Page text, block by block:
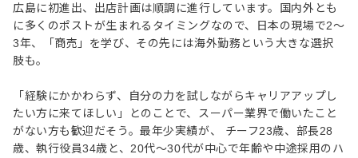
広島に初進出、出店計画は順調に進行しています。国内外とも
に多くのポストが生まれるタイミングなので、日本の現場で2〜
3年、「商売」を学び、その先には海外勤務という大きな選択
肢も。
「経験にかかわらず、自分の力を試しながらキャリアアップし
たい方に来てほしい」とのことで、スーパー業界で働いたこと
がない方も歓迎だそう。最年少実績が、 チーフ23歳、部長28
歳、執行役員34歳と、20代〜30代が中心で年齢や中途採用のハ